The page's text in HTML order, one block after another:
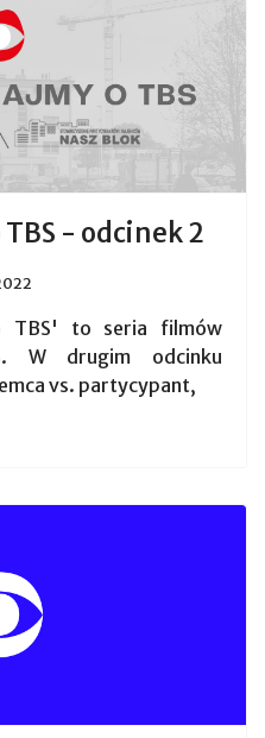
- odcinek 2
TBS' to seria filmów
W drugim odcinku
vs. partycypant,